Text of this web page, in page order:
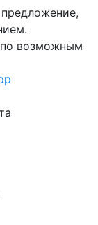
возможным